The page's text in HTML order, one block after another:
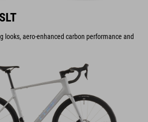
looks, aero-enhanced carbon performance and